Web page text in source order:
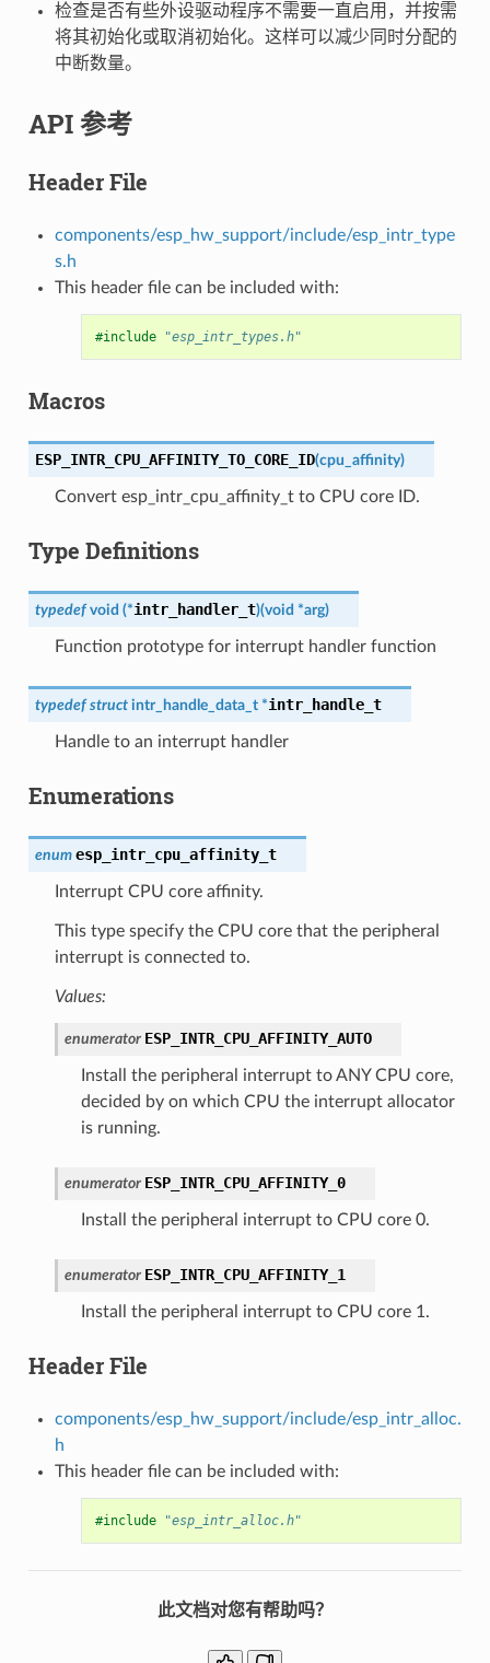
检查是否有些外设驱动程序不需要一直启用，并按需
将其初始化或取消初始化。这样可以减少同时分配的
中断数量。
API 参考
Header File
components/esp_hw_support/include/esp_intr_type
s.h
This header file can be included with:
#include "esp_intr_types.h"
Macros
ESP_INTR_CPU_AFFINITY_TO_CORE_ID(cpu_affinity)
Convert esp_intr_cpu_affinity_t to CPU core ID.
Type Definitions
typedef void (*intr_handler_t)(void *arg)
Function prototype for interrupt handler function
typedef struct intr_handle_data_t *intr_handle_t
Handle to an interrupt handler
Enumerations
enum esp_intr_cpu_affinity_t
Interrupt CPU core affinity.
This type specify the CPU core that the peripheral
interrupt is connected to.
Values:
enumerator ESP_INTR_CPU_AFFINITY_AUTO
Install the peripheral interrupt to ANY CPU core,
decided by on which CPU the interrupt allocator
is running.
enumerator ESP_INTR_CPU_AFFINITY_0
Install the peripheral interrupt to CPU core 0.
enumerator ESP_INTR_CPU_AFFINITY_1
Install the peripheral interrupt to CPU core 1.
Header File
components/esp_hw_support/include/esp_intr_alloc.
h
This header file can be included with:
#include "esp_intr_alloc.h"
此文档对您有帮助吗？